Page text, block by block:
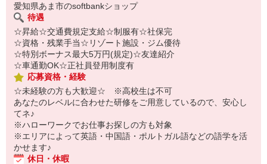
愛知県あま市のsoftbankショップ
待遇
☆昇給☆交通費規定支給☆制服有☆社保完
☆資格・残業手当☆リゾート施設・ジム優待
☆特別ボーナス最大5万円(規定)☆友達紹介
☆車通勤OK☆正社員登用制度有
応募資格・経験
☆未経験の方も大歓迎☆ ※高校生は不可
あなたのレベルに合わせた研修をご用意しているので、安心し
てネ♪
※ハローワークでお仕事お探しの方も対象
※エリアによって英語・中国語・ポルトガル語などの語学を活
かせます♪
休日・休暇